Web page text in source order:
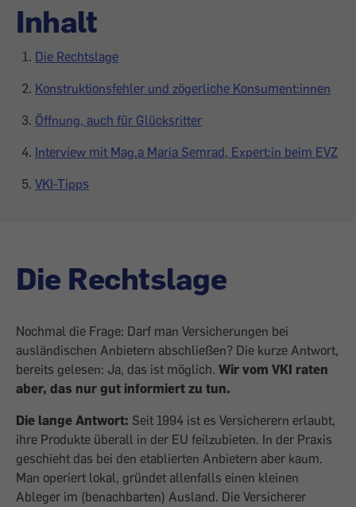
Inhalt
Die Rechtslage
Konstruktionsfehler und zögerliche Konsument:innen
Öffnung, auch für Glücksritter
Interview mit Mag.a Maria Semrad, Expert:in beim EVZ
VKI-Tipps
Die Rechtslage
Nochmal die Frage: Darf man Ver­sicherungen bei
ausländischen Anbietern abschließen? Die kurze Ant­wort,
bereits gelesen: Ja, das ist möglich. Wir vom VKI raten
aber, das nur gut informiert zu tun.
Die lange Antwort: Seit 1994 ist es Versicherern erlaubt,
ihre Produkte überall in der EU feilzubieten. In der Praxis
geschieht das bei den etablierten Anbietern aber kaum.
Man operiert lokal, gründet allen­falls einen kleinen
Ableger im (benachbarten) Ausland. Die Versicherer